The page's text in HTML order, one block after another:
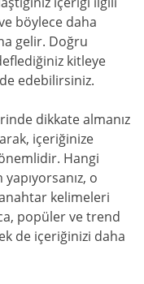
böylece daha
gelir. Doğru
kitleye
edebilirsiniz.
dikkate almanız
içeriğinize
Hangi
o
kelimeleri
popüler ve trend
de içeriğinizi daha